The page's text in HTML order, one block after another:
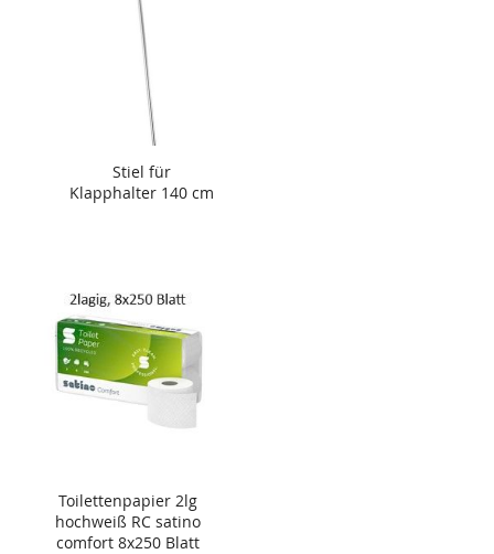
Stiel für
Klapphalter 140 cm
Toilettenpapier 2lg
hochweiß RC satino
comfort 8x250 Blatt